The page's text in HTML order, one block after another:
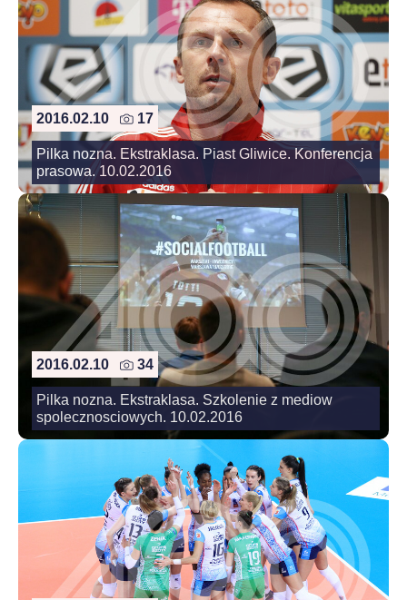
2016.02.10 17
Pilka nozna. Ekstraklasa. Piast Gliwice. Konferencja
prasowa. 10.02.2016
2016.02.10 34
Pilka nozna. Ekstraklasa. Szkolenie z mediow
spolecznosciowych. 10.02.2016